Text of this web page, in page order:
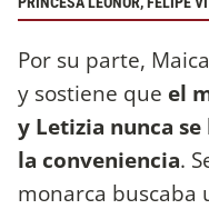
Por su parte,
y sostiene que el
y Letizia nunca
la conveniencia.
monarca buscaba